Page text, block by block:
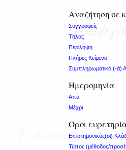
Αναζήτηση σε
Συγγραφείς
Τίτλος
Περίληψη
Πλήρες Κείμενο
Συμπληρωματικό (-ά)
Ημερομηνία
Από
Μέχρι
Όροι
Επιστημονικός(οι)
Τύπος (μέθοδος/